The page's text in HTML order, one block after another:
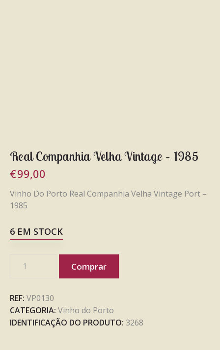
Real Companhia Velha Vintage – 1985
€99,00
Vinho Do Porto Real Companhia Velha Vintage Port –
1985
6 EM STOCK
Comprar
REF: VP0130
CATEGORIA: Vinho do Porto
IDENTIFICAÇÃO DO PRODUTO: 3268